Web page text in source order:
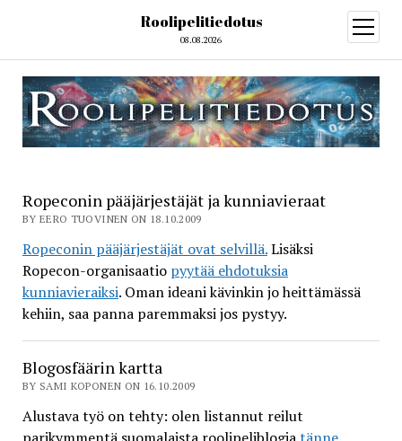
Roolipelitiedotus
08.08.2026
open
menu
Roolipelitiedotus
Ropeconin pääjärjestäjät ja kunniavieraat
BY EERO TUOVINEN ON 18.10.2009
Ropeconin pääjärjestäjät ovat selvillä.Lisäksi
Ropecon-organisaatio pyytää ehdotuksia
kunniavieraiksi. Oman ideani kävinkin jo heittämässä
kehiin, saa panna paremmaksi jos pystyy.
Blogosfäärin kartta
BY SAMI KOPONEN ON 16.10.2009
Alustava työ on tehty: olen listannut reilut